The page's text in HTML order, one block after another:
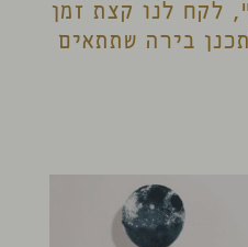
לקח לנו קצת זמן
בירה שתתאים